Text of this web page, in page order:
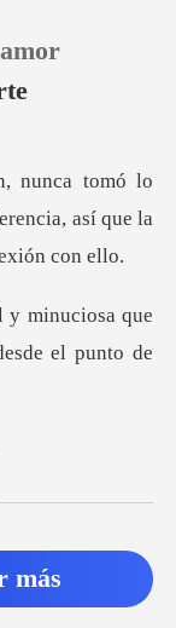
0
así que la
uciosa que
más